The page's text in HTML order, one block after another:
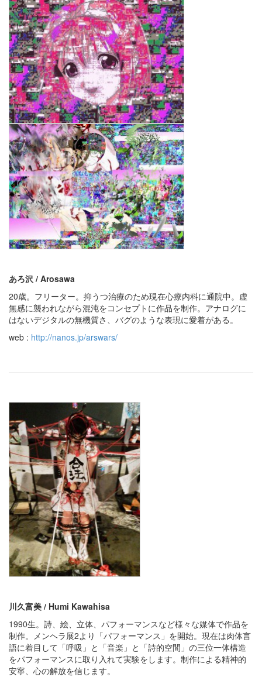
あろ沢 / Arosawa
20歳。フリーター。抑うつ治療のため現在心療内科に通院中。虚
無感に襲われながら混沌をコンセプトに作品を制作。アナログに
はないデジタルの無機質さ、バグのような表現に愛着がある。
web : http://nanos.jp/arswars/
川久富美 / Humi Kawahisa
1990生。詩、絵、立体、パフォーマンスなど様々な媒体で作品を
制作。メンヘラ展2より「パフォーマンス」を開始。現在は肉体言
語に着目して「呼吸」と「音楽」と「詩的空間」の三位一体構造
をパフォーマンスに取り入れて実験をします。制作による精神的
安寧、心の解放を信じます。